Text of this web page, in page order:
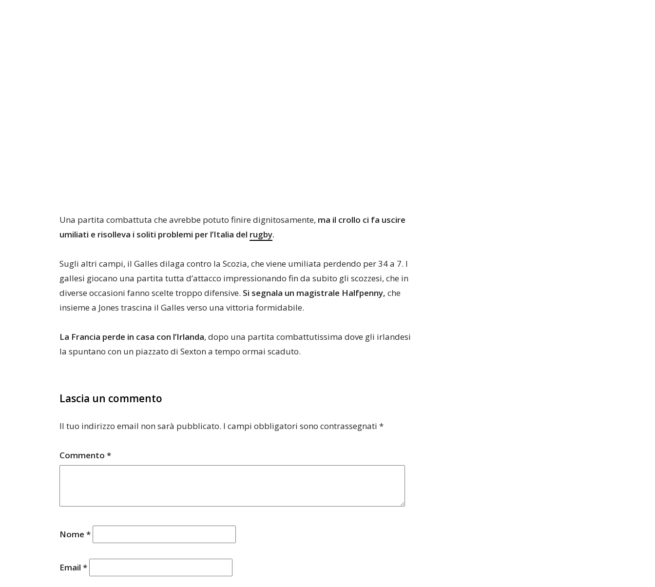
Una partita combattuta che avrebbe potuto finire dignitosamente, ma il crollo ci fa uscire
umiliati e risolleva i soliti problemi per l’Italia del rugby.
Sugli altri campi, il Galles dilaga contro la Scozia, che viene umiliata perdendo per 34 a 7. I
gallesi giocano una partita tutta d’attacco impressionando fin da subito gli scozzesi, che in
diverse occasioni fanno scelte troppo difensive. Si segnala un magistrale Halfpenny, che
insieme a Jones trascina il Galles verso una vittoria formidabile.
La Francia perde in casa con l’Irlanda, dopo una partita combattutissima dove gli irlandesi
la spuntano con un piazzato di Sexton a tempo ormai scaduto.
Lascia un commento
Il tuo indirizzo email non sarà pubblicato. I campi obbligatori sono contrassegnati *
Commento *
Nome *
Email *